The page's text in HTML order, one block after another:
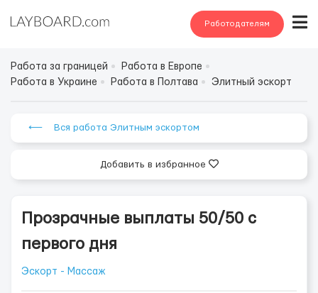
Работодателям
Работа за границей
Работа в Европе
Работа в Украине
Работа в Полтава Элитный эскорт
⟵ Вся работа Элитным эскортом
Добавить в избранное
Прозрачные выплаты 50/50 с
первого дня
Эскорт - Массаж